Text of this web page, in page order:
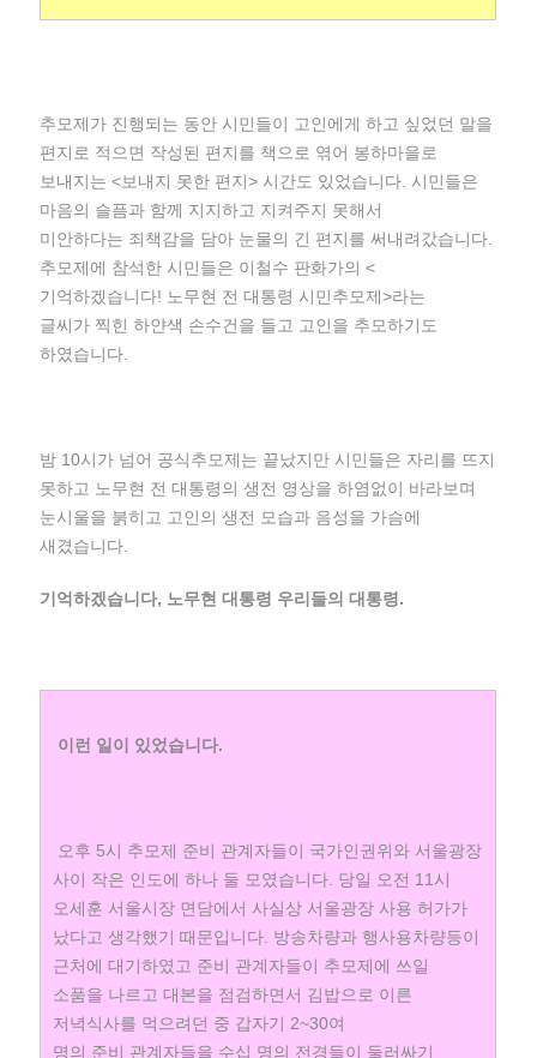
추모제가 진행되는 동안 시민들이 고인에게 하고 싶었던 말을
편지로 적으면 작성된 편지를 책으로 엮어 봉하마을로
보내지는 <보내지 못한 편지> 시간도 있었습니다. 시민들은
마음의 슬픔과 함께 지지하고 지켜주지 못해서
미안하다는 죄책감을 담아 눈물의 긴 편지를 써내려갔습니다.
추모제에 참석한 시민들은 이철수 판화가의 <
기억하겠습니다! 노무현 전 대통령 시민추모제>라는
글씨가 찍힌 하얀색 손수건을 들고 고인을 추모하기도
하였습니다.
밤 10시가 넘어 공식추모제는 끝났지만 시민들은 자리를 뜨지
못하고 노무현 전 대통령의 생전 영상을 하염없이 바라보며
눈시울을 붉히고 고인의 생전 모습과 음성을 가슴에
새겼습니다.
기억하겠습니다, 노무현 대통령 우리들의 대통령.
이런 일이 있었습니다.
오후 5시 추모제 준비 관계자들이 국가인권위와 서울광장
사이 작은 인도에 하나 둘 모였습니다. 당일 오전 11시
오세훈 서울시장 면담에서 사실상 서울광장 사용 허가가
났다고 생각했기 때문입니다. 방송차량과 행사용차량등이
근처에 대기하였고 준비 관계자들이 추모제에 쓰일
소품을 나르고 대본을 점검하면서 김밥으로 이른
저녁식사를 먹으려던 중 갑자기 2~30여
명의 준비 관계자들을 수십 명의 전경들이 둘러싸기